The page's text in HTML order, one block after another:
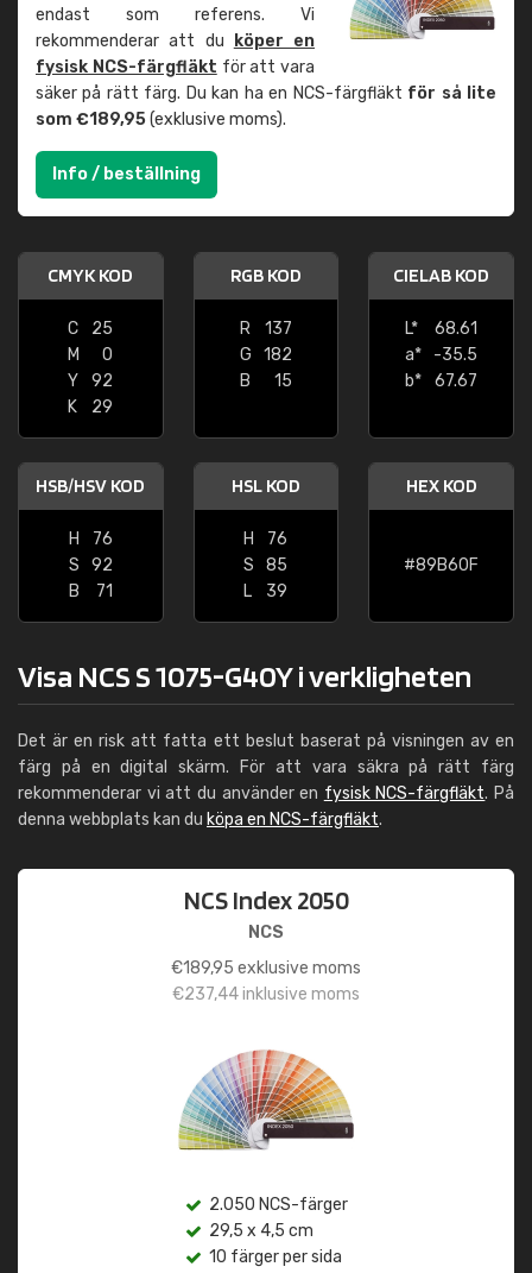
endast som referens. Vi
rekommenderar att du
köper en
fysisk NCS-färgfläkt för att vara
säker på rätt färg. Du kan ha en NCS-färgfläkt för så lite
som €189,95(exklusive moms).
Info / beställning
CMYK KOD
C
25
M
0
Y
92
K
29
RGB KOD
R
137
G
182
B
15
CIELAB KOD
L*
68.61
a*
-35.5
b*
67.67
HSB/HSV KOD
H
76
S
92
B
71
HSL KOD
H
76
S
85
L
39
HEX KOD
#89B60F
Visa NCS S 1075-G40Y i verkligheten
Det är en risk att fatta ett beslut baserat på visningen av en
färg på en digital skärm. För att vara säkra på rätt färg
rekommenderar vi att du använder en fysisk NCS-färgfläkt. På
denna webbplats kan du köpa en NCS-färgfläkt.
NCS Index 2050
NCS
€189,95 exklusive moms
€237,44inklusive moms
2.050 NCS-färger
29,5 x 4,5 cm
10 färger per sida